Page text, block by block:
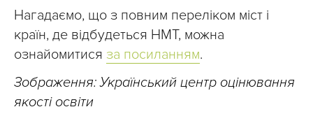
Нагадаємо, що з повним переліком міст і
країн, де відбудеться НМТ, можна
ознайомитися за посиланням.
Зображення: Український центр оцінювання
якості освіти